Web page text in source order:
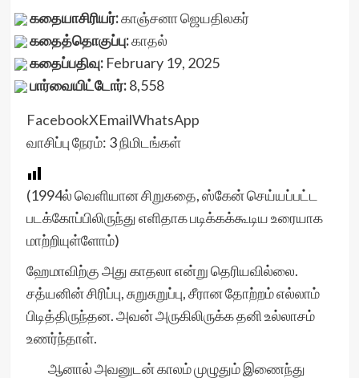
கதையாசிரியர்:காஞ்சனா ஜெயதிலகர்
கதைத்தொகுப்பு:காதல்
கதைப்பதிவு:February 19, 2025
பார்வையிட்டோர்:8,558
FacebookXEmailWhatsApp
வாசிப்பு நேரம்: 3நிமிடங்கள்
(1994ல் வெளியான சிறுகதை, ஸ்கேன் செய்யப்பட்ட
படக்கோப்பிலிருந்து எளிதாக படிக்கக்கூடிய உரையாக
மாற்றியுள்ளோம்)
ஹேமாவிற்கு அது காதலா என்று தெரியவில்லை.
சத்யனின் சிரிப்பு, சுறுசுறுப்பு, சீரான தோற்றம் எல்லாம்
பிடித்திருந்தன. அவன் அருகிலிருக்க தனி உல்லாசம்
உணர்ந்தாள்.
ஆனால் அவனுடன் காலம் முழுதும் இணைந்து